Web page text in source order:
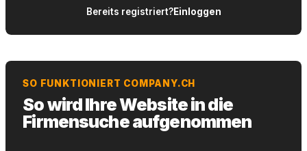
Bereits registriert?Einloggen
SO FUNKTIONIERT COMPANY.CH
So wird Ihre Website in die
Firmensuche aufgenommen